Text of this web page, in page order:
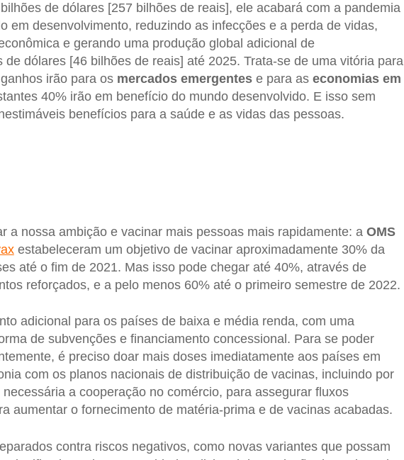
de dólares [257 bilhões de reais], ele acabará com a pandemia
em desenvolvimento, reduzindo as infecções e a perda de vidas,
e gerando uma produção global adicional de
de dólares [46 bilhões de reais] até 2025. Trata-se de uma vitória para
irão para os mercados emergentese para as economias em
40% irão em benefício do mundo desenvolvido. E isso sem
benefícios para a saúde e as vidas das pessoas.
a nossa ambição e vacinar mais pessoas mais rapidamente: a OMS
estabeleceram um objetivo de vacinar aproximadamente 30% da
até o fim de 2021. Mas isso pode chegar até 40%, através de
reforçados, e a pelo menos 60% até o primeiro semestre de 2022.
adicional para os países de baixa e média renda, com uma
de subvenções e financiamento concessional. Para se poder
é preciso doar mais doses imediatamente aos países em
com os planos nacionais de distribuição de vacinas, incluindo por
necessária a cooperação no comércio, para assegurar fluxos
aumentar o fornecimento de matéria-prima e de vacinas acabadas.
contra riscos negativos, como novas variantes que possam